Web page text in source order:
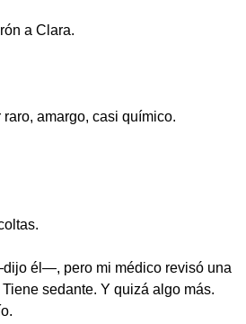
a Clara.
amargo, casi químico.
él—, pero mi médico revisó una
sedante. Y quizá algo más.